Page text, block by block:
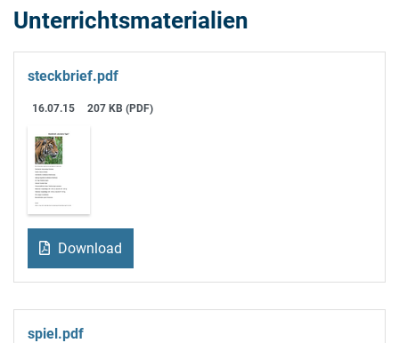
Unterrichtsmaterialien
steckbrief.pdf
16.07.15 207 KB (PDF)
Download
spiel.pdf